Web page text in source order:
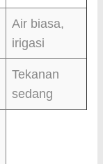
Air biasa,
irigasi
Tekanan
sedang